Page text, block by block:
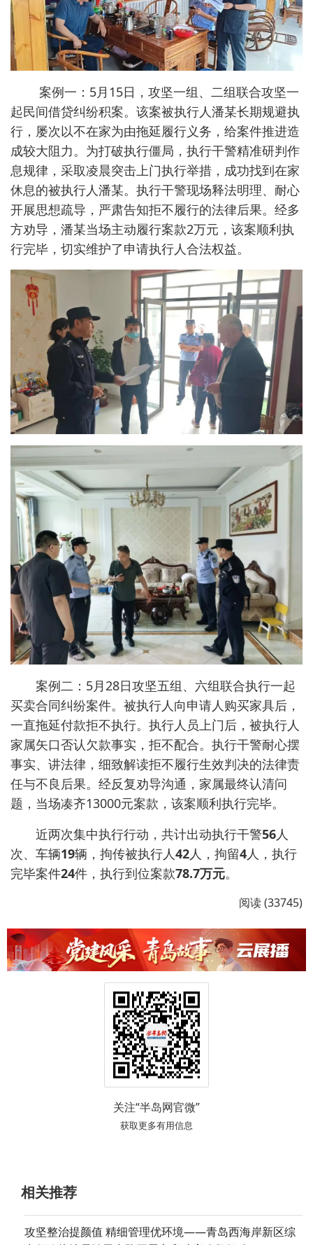
案例一：5月15日，攻坚一组、二组联合攻坚一
起民间借贷纠纷积案。该案被执行人潘某长期规避执
行，屡次以不在家为由拖延履行义务，给案件推进造
成较大阻力。为打破执行僵局，执行干警精准研判作
息规律，采取凌晨突击上门执行举措，成功找到在家
休息的被执行人潘某。执行干警现场释法明理、耐心
开展思想疏导，严肃告知拒不履行的法律后果。经多
方劝导，潘某当场主动履行案款2万元，该案顺利执
行完毕，切实维护了申请执行人合法权益。
案例二：5月28日攻坚五组、六组联合执行一起
买卖合同纠纷案件。被执行人向申请人购买家具后，
一直拖延付款拒不执行。执行人员上门后，被执行人
家属矢口否认欠款事实，拒不配合。执行干警耐心摆
事实、讲法律，细致解读拒不履行生效判决的法律责
任与不良后果。经反复劝导沟通，家属最终认清问
题，当场凑齐13000元案款，该案顺利执行完毕。
近两次集中执行行动，共计出动执行干警56人
次、车辆19辆，拘传被执行人42人，拘留4人，执行
完毕案件24件，执行到位案款78.7万元。
阅读 (33745)
关注“半岛网官微”
获取更多有用信息
相关推荐
攻坚整治提颜值 精细管理优环境——青岛西海岸新区综